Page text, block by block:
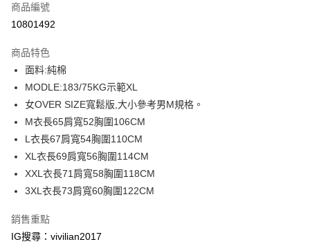
信用卡分期付款
合作金庫商業銀行
華南商業銀行
上海商業儲蓄銀行
國泰世華商業銀行
兆豐國際商業銀行
臺灣中小企業銀行
匯豐（台灣）商業銀行
聯邦商業銀行
元大商業銀行
玉山商業銀行
台新國際商業銀行
超商取貨付款
LINE Pay
Apple Pay
街口支付
Google Pay
大哥付你分期
相關說明
商品編號
10801492
商品特色
面料:純棉
MODLE:183/75KG示範XL
女OVER SIZE寬鬆版,大小參考男M規格。
M衣長65肩寬52胸圍106CM
L衣長67肩寬54胸圍110CM
XL衣長69肩寬56胸圍114CM
XXL衣長71肩寬58胸圍118CM
3XL衣長73肩寬60胸圍122CM
銷售重點
IG搜尋：vivilian2017